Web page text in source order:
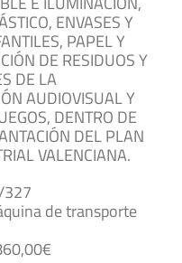
ENVASES Y
PAPEL Y
DE RESIDUOS Y
DE LA
AUDIOVISUAL Y
DENTRO DE
DEL PLAN
VALENCIANA.
de transporte